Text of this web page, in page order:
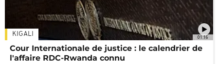
01:16
KIGALI
Cour Internationale de justice : le calendrier de
l'affaire RDC-Rwanda connu